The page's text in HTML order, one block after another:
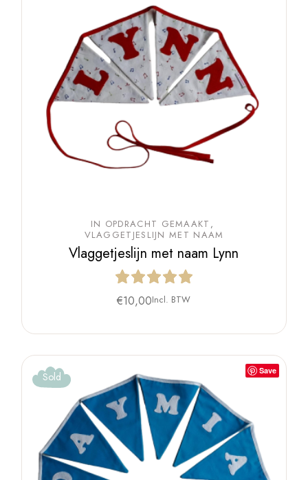
IN OPDRACHT GEMAAKT
VLAGGETJESLIJN MET NAAM
Vlaggetjeslijn met naam Lynn
€10,00Incl. BTW
Save
Sold